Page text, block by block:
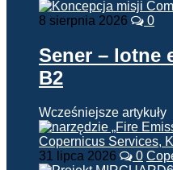
8 sierpnia 2026 0
Sener – lotne
B2
Wcześniejsze artykuły
31 lipca 2026 0